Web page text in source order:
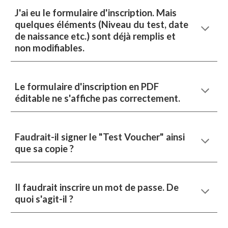
J'ai eu le formulaire d'inscription. Mais
quelques éléments (Niveau du test, date
de naissance etc.) sont déjà remplis et
non modifiables.
Le formulaire d'inscription en PDF
éditable ne s'affiche pas correctement.
Faudrait-il signer le "Test Voucher" ainsi
que sa copie ?
Il faudrait inscrire un mot de passe. De
quoi s'agit-il ?